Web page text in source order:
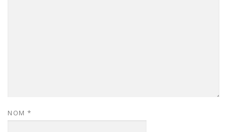
NOM *